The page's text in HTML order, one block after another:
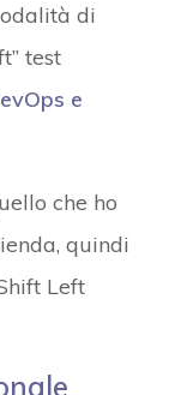
di
test
e
che ho
quindi
Left